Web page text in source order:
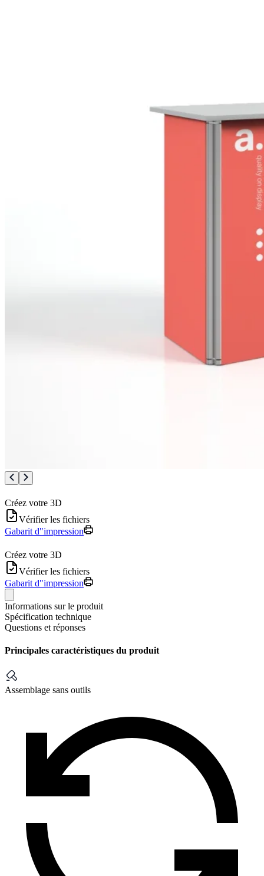
Créez votre 3D
Vérifier les fichiers
Gabarit d"impression
Créez votre 3D
Vérifier les fichiers
Gabarit d"impression
Informations sur le produit
Spécification technique
Questions et réponses
Principales caractéristiques du produit
Assemblage sans outils